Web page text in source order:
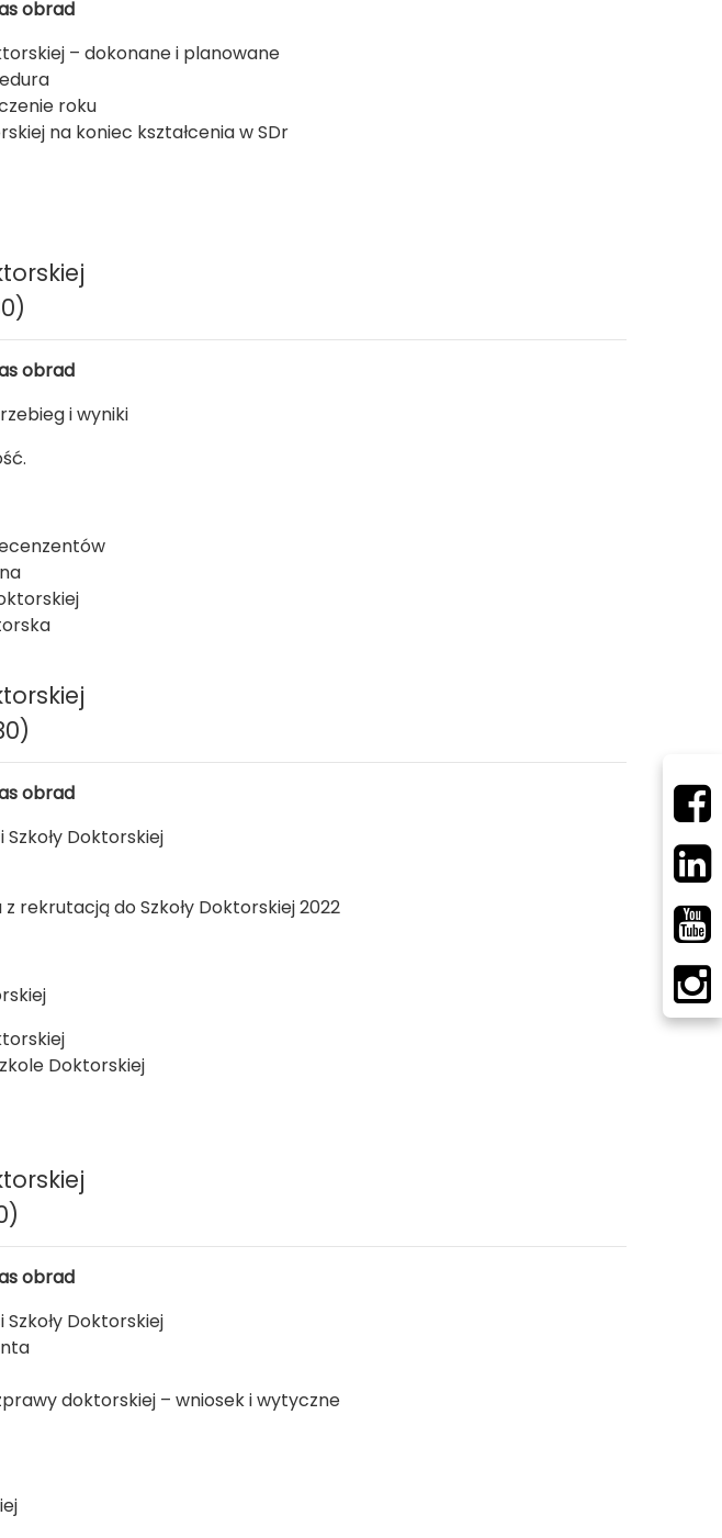
obrad
– dokonane i planowane
roku
na koniec kształcenia w SDr
obrad
i wyniki
obrad
Doktorskiej
rekrutacją do Szkoły Doktorskiej 2022
Doktorskiej
obrad
Doktorskiej
doktorskiej – wniosek i wytyczne